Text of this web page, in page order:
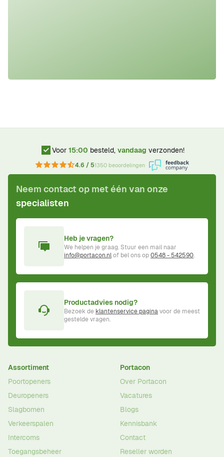
Voor 15:00 besteld, vandaag verzonden!
4.6 / 51350 beoordelingen
Neem contact op met één van onze
specialisten
Heb je vragen?
We helpen je graag. Stuur een mail naar
info@portacon.nlof bel ons op0548 - 542590.
Productadvies nodig?
Bezoek de klantenservice paginavoor de meest
gestelde vragen.
Assortiment
Poortopeners
Deuropeners
Slagbomen
Verkeerspalen
Intercoms
Toegangsbeheer
Portacon
Over Portacon
Vacatures
Blogs
Kennisbank
Contact
Reseller worden